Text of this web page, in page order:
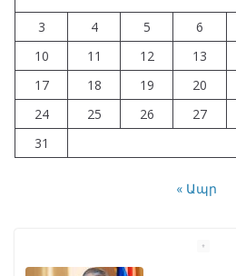
3
4 5 6
10
11 12 13
17
18 19 20
24
25 26 27
31
« Ապր